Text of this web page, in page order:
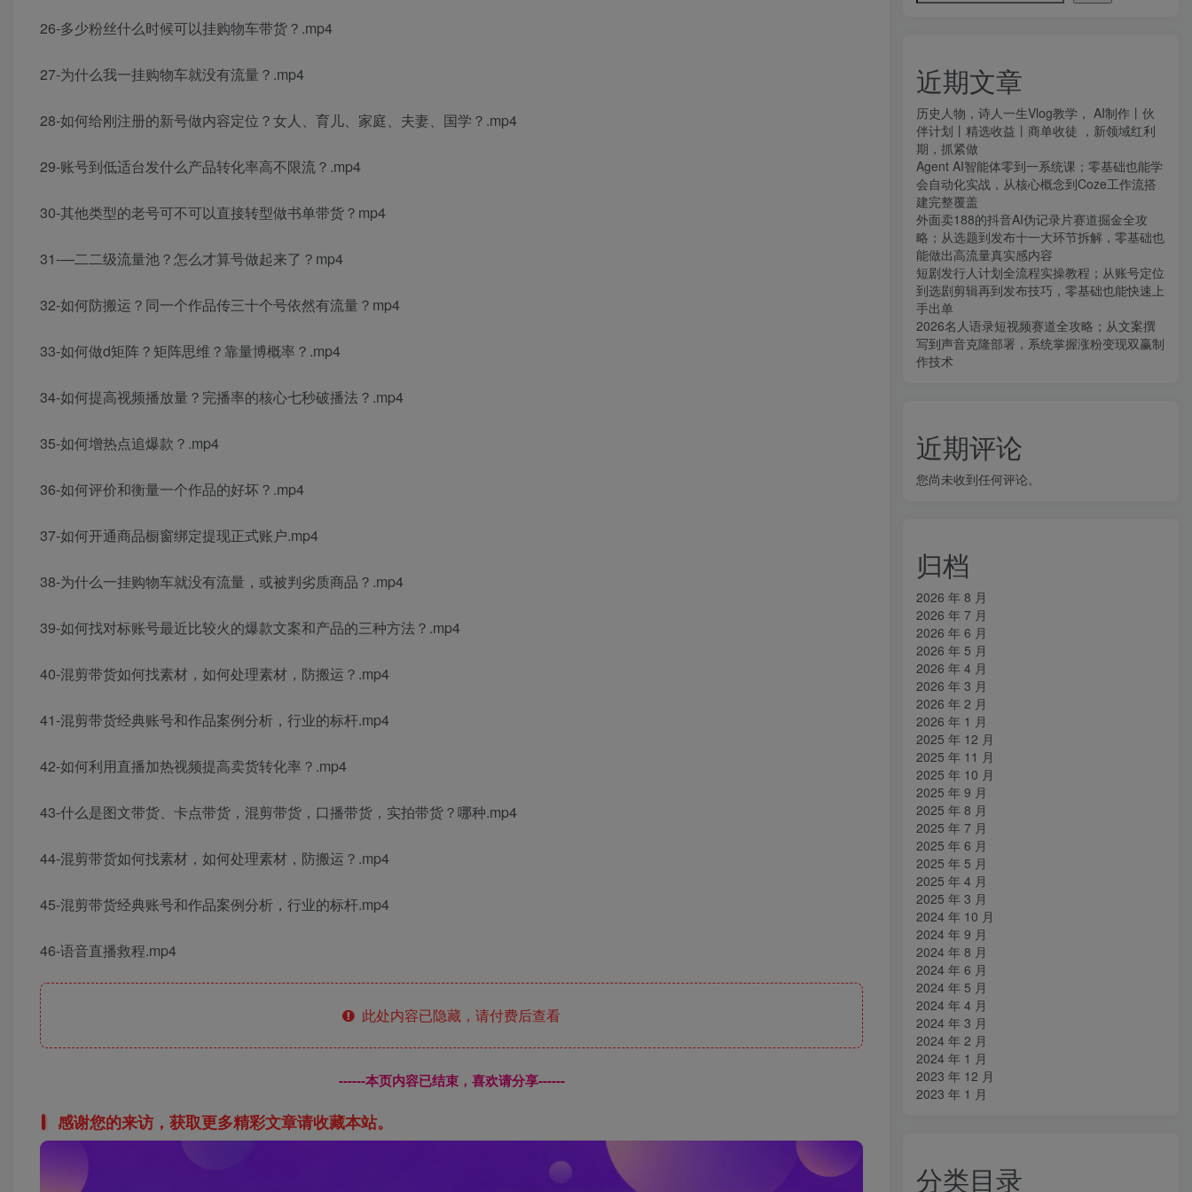
26-多少粉丝什么时候可以挂购物车带货？.mp4
27-为什么我一挂购物车就没有流量？.mp4
28-如何给刚注册的新号做内容定位？女人、育儿、家庭、夫妻、国学？.mp4
29-账号到低适台发什么产品转化率高不限流？.mp4
30-其他类型的老号可不可以直接转型做书单带货？mp4
31-—二二级流量池？怎么才算号做起来了？mp4
32-如何防搬运？同一个作品传三十个号依然有流量？mp4
33-如何做d矩阵？矩阵思维？靠量博概率？.mp4
34-如何提高视频播放量？完播率的核心七秒破播法？.mp4
35-如何增热点追爆款？.mp4
36-如何评价和衡量一个作品的好坏？.mp4
37-如何开通商品橱窗绑定提现正式账户.mp4
38-为什么一挂购物车就没有流量，或被判劣质商品？.mp4
39-如何找对标账号最近比较火的爆款文案和产品的三种方法？.mp4
40-混剪带货如何找素材，如何处理素材，防搬运？.mp4
41-混剪带货经典账号和作品案例分析，行业的标杆.mp4
42-如何利用直播加热视频提高卖货转化率？.mp4
43-什么是图文带货、卡点带货，混剪带货，口播带货，实拍带货？哪种.mp4
44-混剪带货如何找素材，如何处理素材，防搬运？.mp4
45-混剪带货经典账号和作品案例分析，行业的标杆.mp4
46-语音直播救程.mp4
此处内容已隐藏，请付费后查看
------本页内容已结束，喜欢请分享------
感谢您的来访，获取更多精彩文章请收藏本站。
近期文章
历史人物，诗人一生Vlog教学， AI制作丨伙
伴计划丨精选收益丨商单收徒 ，新领域红利
期，抓紧做
Agent AI智能体零到一系统课；零基础也能学
会自动化实战，从核心概念到Coze工作流搭
建完整覆盖
外面卖188的抖音AI伪记录片赛道掘金全攻
略；从选题到发布十一大环节拆解，零基础也
能做出高流量真实感内容
短剧发行人计划全流程实操教程；从账号定位
到选剧剪辑再到发布技巧，零基础也能快速上
手出单
2026名人语录短视频赛道全攻略；从文案撰
写到声音克隆部署，系统掌握涨粉变现双赢制
作技术
近期评论
您尚未收到任何评论。
归档
2026 年 8 月
2026 年 7 月
2026 年 6 月
2026 年 5 月
2026 年 4 月
2026 年 3 月
2026 年 2 月
2026 年 1 月
2025 年 12 月
2025 年 11 月
2025 年 10 月
2025 年 9 月
2025 年 8 月
2025 年 7 月
2025 年 6 月
2025 年 5 月
2025 年 4 月
2025 年 3 月
2024 年 10 月
2024 年 9 月
2024 年 8 月
2024 年 6 月
2024 年 5 月
2024 年 4 月
2024 年 3 月
2024 年 2 月
2024 年 1 月
2023 年 12 月
2023 年 1 月
分类目录